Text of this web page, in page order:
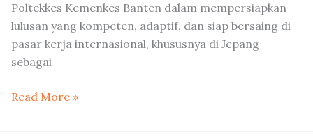
Poltekkes Kemenkes Banten dalam mempersiapkan
lulusan yang kompeten, adaptif, dan siap bersaing di
pasar kerja internasional, khususnya di Jepang
sebagai
Read More »